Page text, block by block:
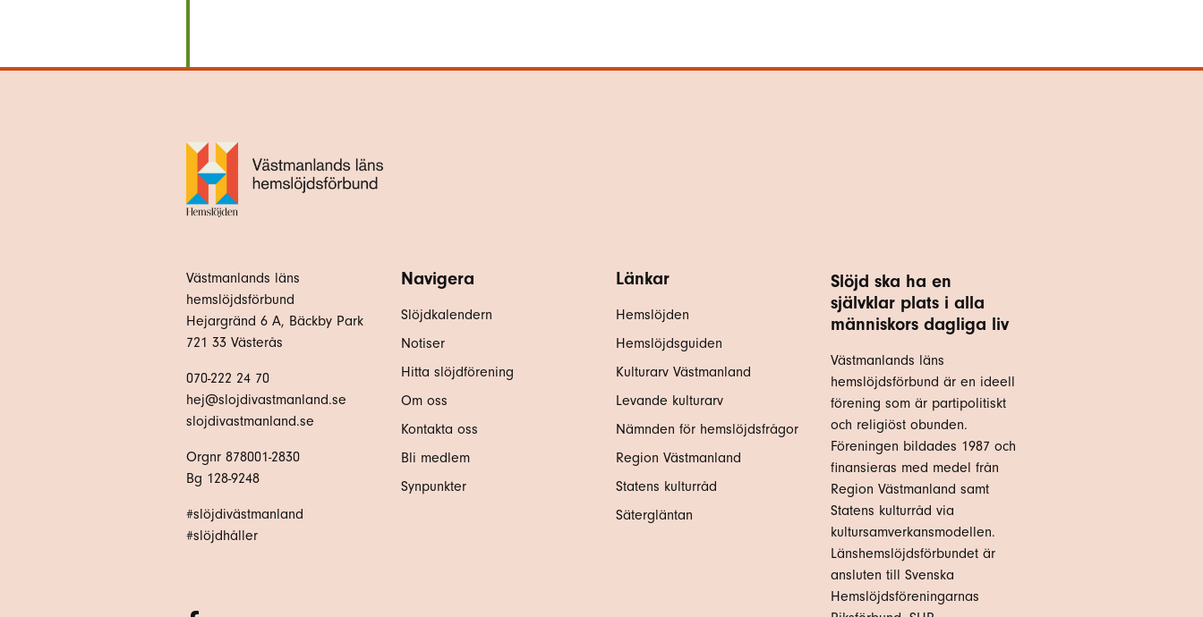
Västmanlands läns
hemslöjdsförbund
Hejargränd 6 A, Bäckby Park
721 33 Västerås
070-222 24 70
hej@slojdivastmanland.se
slojdivastmanland.se
Orgnr 878001-2830
Bg 128-9248
#slöjdivästmanland
#slöjdhåller
Navigera
Slöjdkalendern
Notiser
Hitta slöjdförening
Om oss
Kontakta oss
Bli medlem
Synpunkter
Länkar
Hemslöjden
Hemslöjdsguiden
Kulturarv Västmanland
Levande kulturarv
Nämnden för hemslöjdsfrågor
Region Västmanland
Statens kulturråd
Sätergläntan
Slöjd ska ha en
självklar plats i alla
människors dagliga liv
Västmanlands läns
hemslöjdsförbund är en ideell
förening som är partipolitiskt
och religiöst obunden.
Föreningen bildades 1987 och
finansieras med medel från
Region Västmanland samt
Statens kulturråd via
kultursamverkansmodellen.
Länshemslöjdsförbundet är
ansluten till Svenska
Hemslöjdsföreningarnas